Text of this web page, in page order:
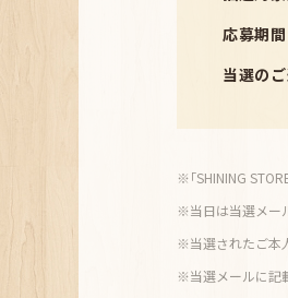
応募期間
当選の
※｢SHINING
※当日は当選メー
※当選されたご本
※当選メールに記